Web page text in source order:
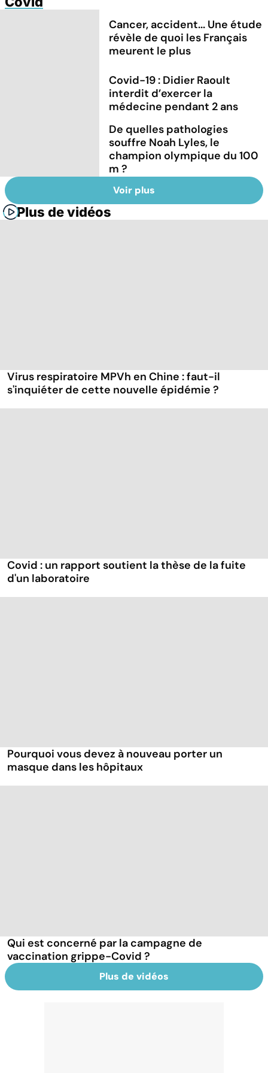
Cancer, accident... Une étude
révèle de quoi les Français
meurent le plus
Covid-19 : Didier Raoult
interdit d’exercer la
médecine pendant 2 ans
De quelles pathologies
souffre Noah Lyles, le
champion olympique du 100
m ?
Voir plus
Plus de vidéos
Virus respiratoire MPVh en Chine : faut-il
s'inquiéter de cette nouvelle épidémie ?
Covid : un rapport soutient la thèse de la fuite
d'un laboratoire
Pourquoi vous devez à nouveau porter un
masque dans les hôpitaux
Qui est concerné par la campagne de
vaccination grippe-Covid ?
Plus de vidéos